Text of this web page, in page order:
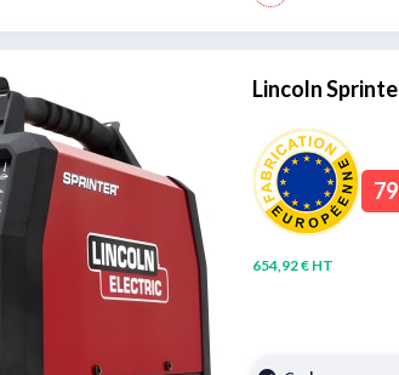
Lincoln
654,92 € HT